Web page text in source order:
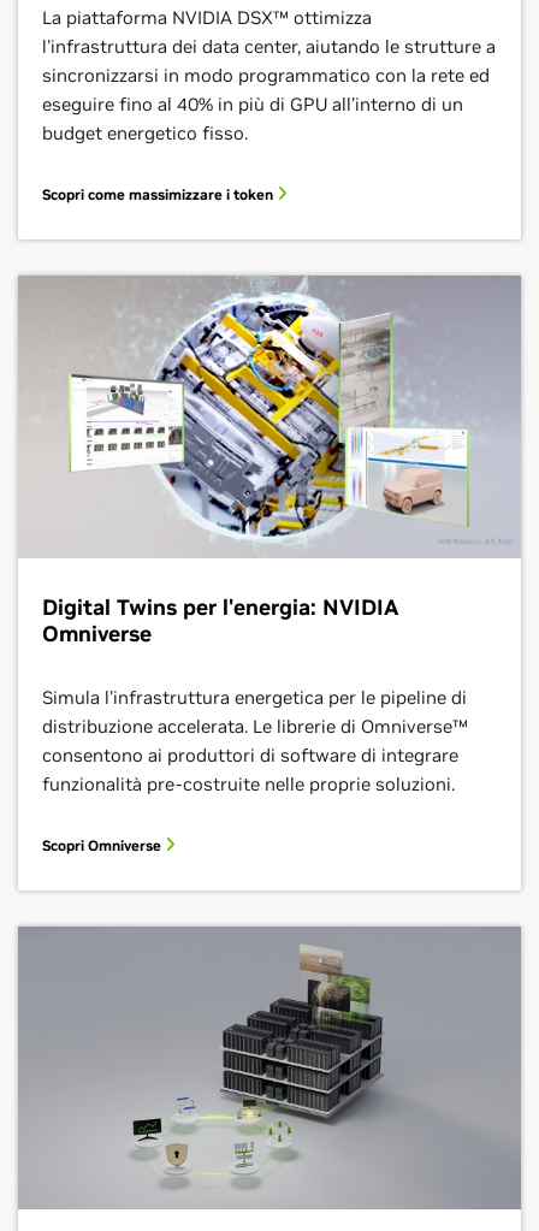
La piattaforma NVIDIA DSX™ ottimizza
l'infrastruttura dei data center, aiutando le strutture a
sincronizzarsi in modo programmatico con la rete ed
eseguire fino al 40% in più di GPU all'interno di un
budget energetico fisso.
Scopri come massimizzare i token
Digital Twins per l'energia: NVIDIA
Omniverse
Simula l'infrastruttura energetica per le pipeline di
distribuzione accelerata. Le librerie di Omniverse™
consentono ai produttori di software di integrare
funzionalità pre-costruite nelle proprie soluzioni.
Scopri Omniverse